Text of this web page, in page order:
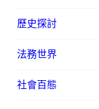
歷史探討
法務世界
社會百態